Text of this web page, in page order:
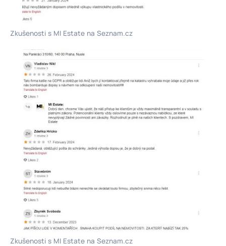
Zkušenosti s MI Estate na Seznam.cz
Zkušenosti s MI Estate na Seznam.cz